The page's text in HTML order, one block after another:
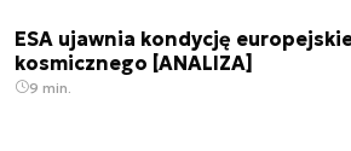
ESA ujawnia kondycję
kosmicznego [ANALIZA]
9 min.